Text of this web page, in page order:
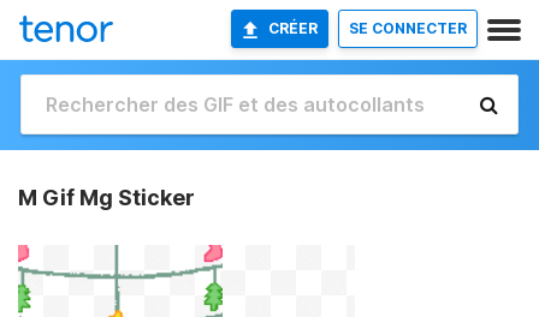
CRÉER SE CONNECTER
M Gif Mg Sticker